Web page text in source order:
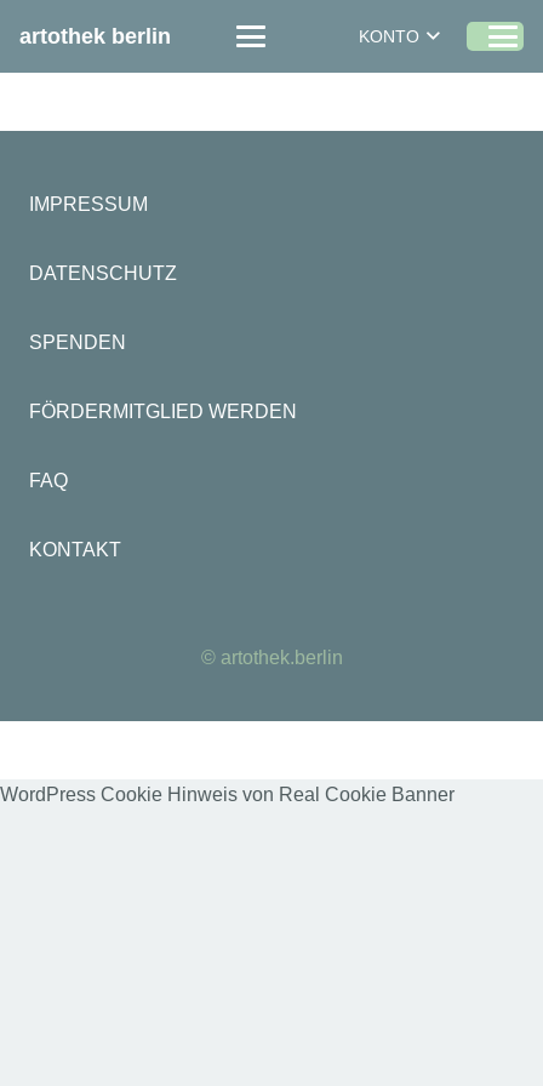
artothek berlin KONTO
IMPRESSUM
DATENSCHUTZ
SPENDEN
FÖRDERMITGLIED WERDEN
FAQ
KONTAKT
© artothek.berlin
WordPress Cookie Hinweis von Real Cookie Banner